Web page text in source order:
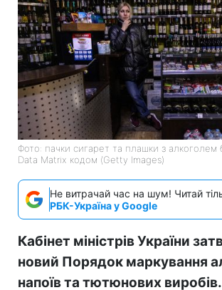
Фото: пачки сигарет та плашки з алкоголем
Data Matrix кодом (Getty Images)
Не витрачай час на шум! Читай
РБК-Україна у Google
Кабінет міністрів України
новий Порядок маркування
напоїв та тютюнових виробів.